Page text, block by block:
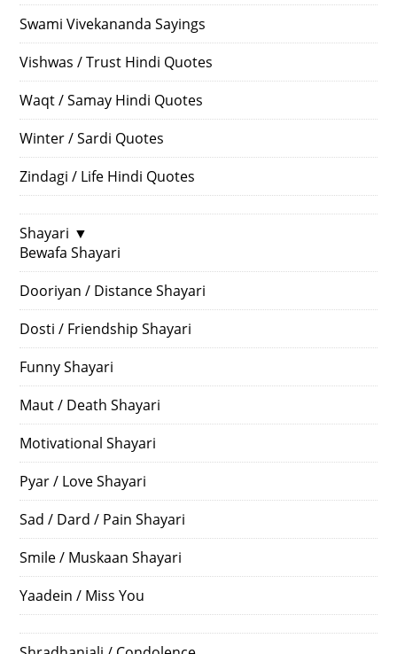
Swami Vivekananda Sayings
Vishwas / Trust Hindi Quotes
Waqt / Samay Hindi Quotes
Winter / Sardi Quotes
Zindagi / Life Hindi Quotes
Shayari ▼
Bewafa Shayari
Dooriyan / Distance Shayari
Dosti / Friendship Shayari
Funny Shayari
Maut / Death Shayari
Motivational Shayari
Pyar / Love Shayari
Sad / Dard / Pain Shayari
Smile / Muskaan Shayari
Yaadein / Miss You